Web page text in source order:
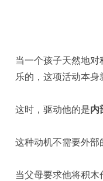
当一个孩子天然地
乐的，这项活动本身
这时，驱动他的是内
这种动机不需要外部
当父母要求他将积